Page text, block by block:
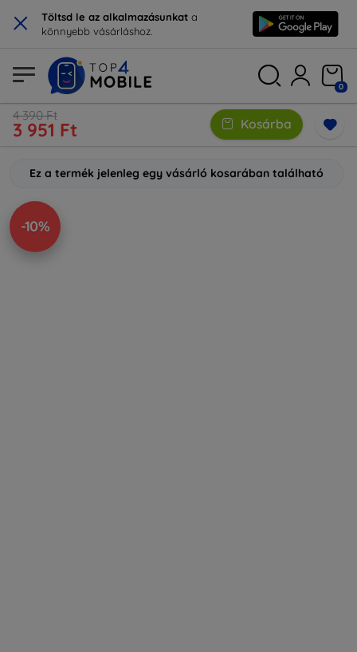
× Töltsd le az alkalmazásunkat a
könnyebb vásárláshoz.
0
4 390 Ft
3 951 Ft Kosárba
Ez a termék jelenleg egy vásárló kosarában található
-10%